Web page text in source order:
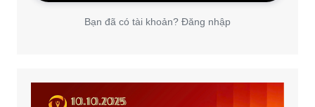
Bạn đã có tài khoản? Đăng nhập